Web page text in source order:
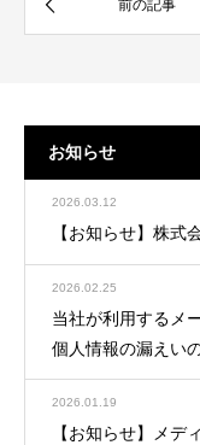
お知らせ
2026.03.12
【お知らせ】株式
2026.02.25
当社が利用するメ
個人情報の漏えいの
2026.01.19
【お知らせ】メデ